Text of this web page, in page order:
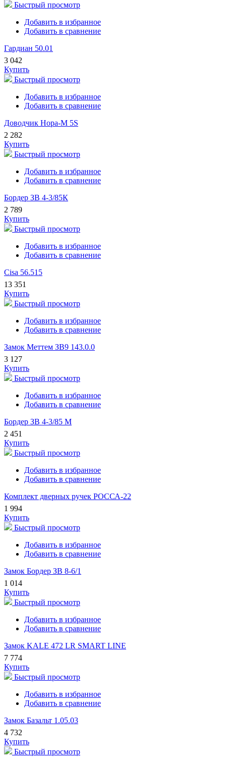
Быстрый просмотр
Добавить в избранное
Добавить в сравнение
Гардиан 50.01
3 042
Купить
Быстрый просмотр
Добавить в избранное
Добавить в сравнение
Доводчик Нора-М 5S
2 282
Купить
Быстрый просмотр
Добавить в избранное
Добавить в сравнение
Бордер ЗВ 4-3/85К
2 789
Купить
Быстрый просмотр
Добавить в избранное
Добавить в сравнение
Cisa 56.515
13 351
Купить
Быстрый просмотр
Добавить в избранное
Добавить в сравнение
Замок Меттем ЗВ9 143.0.0
3 127
Купить
Быстрый просмотр
Добавить в избранное
Добавить в сравнение
Бордер ЗВ 4-3/85 М
2 451
Купить
Быстрый просмотр
Добавить в избранное
Добавить в сравнение
Комплект дверных ручек РОССА-22
1 994
Купить
Быстрый просмотр
Добавить в избранное
Добавить в сравнение
Замок Бордер ЗВ 8-6/1
1 014
Купить
Быстрый просмотр
Добавить в избранное
Добавить в сравнение
Замок KALE 472 LR SMART LINE
7 774
Купить
Быстрый просмотр
Добавить в избранное
Добавить в сравнение
Замок Базальт 1.05.03
4 732
Купить
Быстрый просмотр